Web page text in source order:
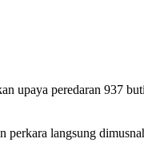
upaya peredaran 937
langsung